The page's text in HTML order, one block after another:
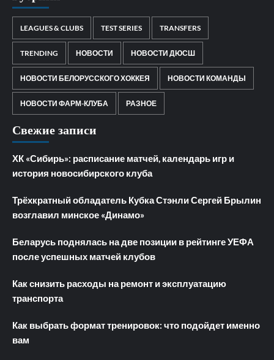
LEAGUES & CLUBS TEST SERIES TRANSFERS
TRENDING НОВОСТИ НОВОСТИ ДЮСШ
НОВОСТИ БЕЛОРУССКОГО ХОККЕЯ НОВОСТИ КОМАНДЫ
НОВОСТИ ФАРМ-КЛУБА РАЗНОЕ
Свежие записи
ХК «Сибирь»: расписание матчей, календарь игр и
история новосибирского клуба
Трёхкратный обладатель Кубка Стэнли Сергей Брылин
возглавил минское «Динамо»
Беларусь поднялась на две позиции в рейтинге УЕФА
после успешных матчей клубов
Как снизить расходы на ремонт и эксплуатацию
транспорта
Как выбрать формат тренировок: что подойдет именно
вам